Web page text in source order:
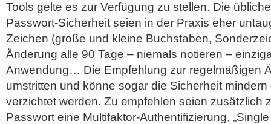
Tools gelte es zur Verfügung zu stellen. Die
Passwort-Sicherheit seien in der Praxis eher
Zeichen (große und kleine Buchstaben,
Änderung alle 90 Tage – niemals notieren –
Anwendung… Die Empfehlung zur regelmäßigen
umstritten und könne sogar die Sicherheit
verzichtet werden. Zu empfehlen seien zusätzlich
Passwort eine Multifaktor-Authentifizierung,